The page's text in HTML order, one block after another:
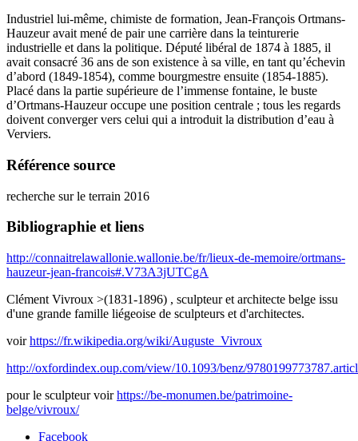
Industriel lui-même, chimiste de formation, Jean-François Ortmans-
Hauzeur avait mené de pair une carrière dans la teinturerie
industrielle et dans la politique. Député libéral de 1874 à 1885, il
avait consacré 36 ans de son existence à sa ville, en tant qu’échevin
d’abord (1849-1854), comme bourgmestre ensuite (1854-1885).
Placé dans la partie supérieure de l’immense fontaine, le buste
d’Ortmans-Hauzeur occupe une position centrale ; tous les regards
doivent converger vers celui qui a introduit la distribution d’eau à
Verviers.
Référence source
recherche sur le terrain 2016
Bibliographie et liens
http://connaitrelawallonie.wallonie.be/fr/lieux-de-memoire/ortmans-
hauzeur-jean-francois#.V73A3jUTCgA
Clément Vivroux >(1831-1896) , sculpteur et architecte belge issu
d'une grande famille liégeoise de sculpteurs et d'architectes.
voirhttps://fr.wikipedia.org/wiki/Auguste_Vivroux
http://oxfordindex.oup.com/view/10.1093/benz/
pour le sculpteur voirhttps://be-monumen.be/patrimoine-
belge/vivroux/
Facebook